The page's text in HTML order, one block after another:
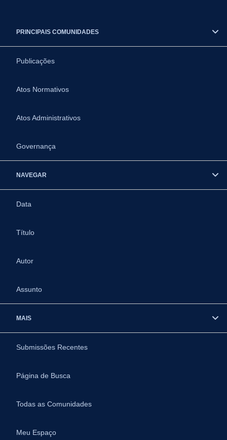
PRINCIPAIS COMUNIDADES
Publicações
Atos Normativos
Atos Administrativos
Governança
NAVEGAR
Data
Título
Autor
Assunto
MAIS
Submissões Recentes
Página de Busca
Todas as Comunidades
Meu Espaço